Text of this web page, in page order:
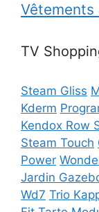
Vêtements
TV
Steam Gliss
Kderm
Kendox Row
Steam Touch
Power
Jardin
Wd7 Trio